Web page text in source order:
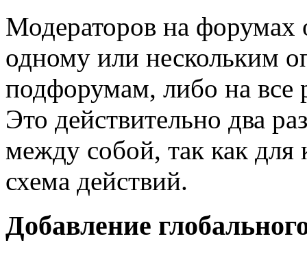
Модераторов на
одному или нескольким
подфорумам, либо на все
Это действительно два
между собой, так как для
схема действий.
Добавление